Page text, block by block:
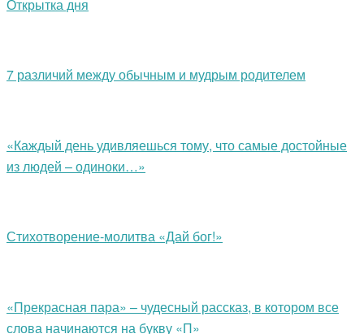
Открытка дня
7 различий между обычным и мудрым родителем
«Каждый день удивляешься тому, что самые достойные
из людей – одиноки…»
Стихотворение-молитва «Дай бог!»
«Прекрасная пара» – чудесный рассказ, в котором все
слова начинаются на букву «П»